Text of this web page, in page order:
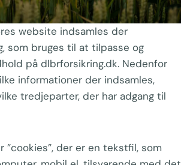
website indsamles der
som bruges til at tilpasse og
på dlbrforsikring.dk. Nedenfor
informationer der indsamles,
tredjeparter, der har adgang til
”cookies”, der er en tekstfil, som